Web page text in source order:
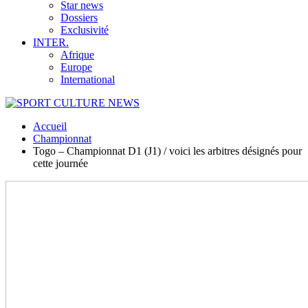
Star news
Dossiers
Exclusivité
INTER.
Afrique
Europe
International
Accueil
Championnat
Togo – Championnat D1 (J1) / voici les arbitres désignés pour
cette journée